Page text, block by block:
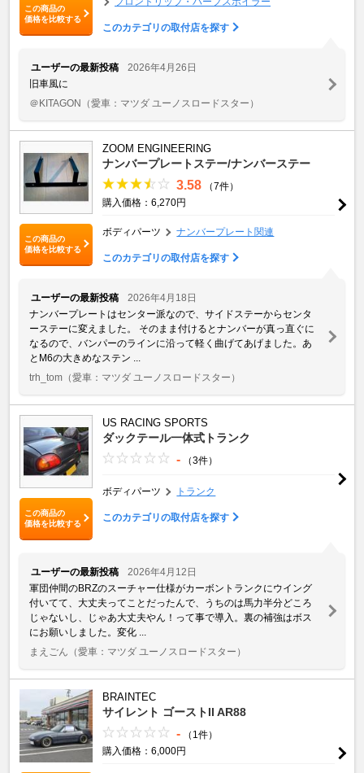
この商品の
価格を比較する
このカテゴリの取付店を探す
ユーザーの最新投稿
2026年4月26日
旧車風に
＠KITAGON （愛車：マツダ ユーノスロードスター）
この商品の
価格を比較する
ZOOM ENGINEERING
ナンバープレートステー/ナンバーステー
3.58
（7件）
購入価格：6,270円
ボディパーツ ナンバープレート関連
このカテゴリの取付店を探す
ユーザーの最新投稿
2026年4月18日
ナンバープレートはセンター派なので、サイドステーからセンタ
ーステーに変えました。 そのまま付けるとナンバーが真っ直ぐに
なるので、バンパーのラインに沿って軽く曲げてあげました。あ
とM6の大きめなステン ...
trh_tom （愛車：マツダ ユーノスロードスター）
この商品の
価格を比較する
US RACING SPORTS
ダックテール一体式トランク
- （3件）
ボディパーツ トランク
このカテゴリの取付店を探す
ユーザーの最新投稿
2026年4月12日
軍団仲間のBRZのスーチャー仕様がカーボントランクにウイング
付いてて、大丈夫ってことだったんで、うちのは馬力半分どころ
じゃないし、じゃあ大丈夫やん！って事で導入。裏の補強はボス
にお願いしました。変化 ...
まえごん （愛車：マツダ ユーノスロードスター）
BRAINTEC
サイレント ゴーストII AR88
-
（1件）
購入価格：6,000円